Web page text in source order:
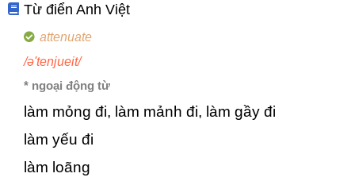
Từ điển Anh Việt
attenuate
/ə'tenjueit/
* ngoại động từ
làm mỏng đi, làm mảnh đi, làm gầy đi
làm yếu đi
làm loãng